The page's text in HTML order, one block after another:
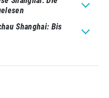
Shanghai: Bis